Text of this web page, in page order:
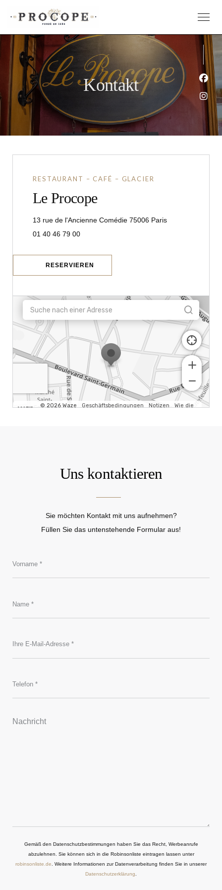
Kontakt
RESTAURANT – CAFÉ – GLACIER
Le Procope
13 rue de l'Ancienne Comédie 75006 Paris((öffnet ein
01 40 46 79 00
RESERVIEREN
Uns kontaktieren
Sie möchten Kontakt mit uns aufnehmen?
Füllen Sie das untenstehende Formular aus!
Gemäß den Datenschutzbestimmungen haben Sie das Recht, Werbeanrufe
abzulehnen. Sie können sich in die Robinsonliste eintragen lassen unter
robinsonliste.de . Weitere Informationen zur Datenverarbeitung finden Sie in unserer
Datenschutzerklärung